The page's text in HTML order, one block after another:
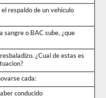
respaldo de un vehiculo
sangre o BAC sube, ¿que
¿Cual de estas es
cada:
conducido